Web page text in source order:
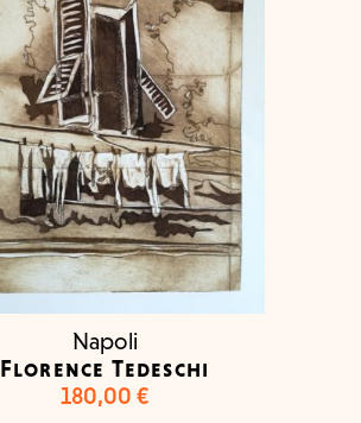
Napoli
Florence Tedeschi
180,00 €